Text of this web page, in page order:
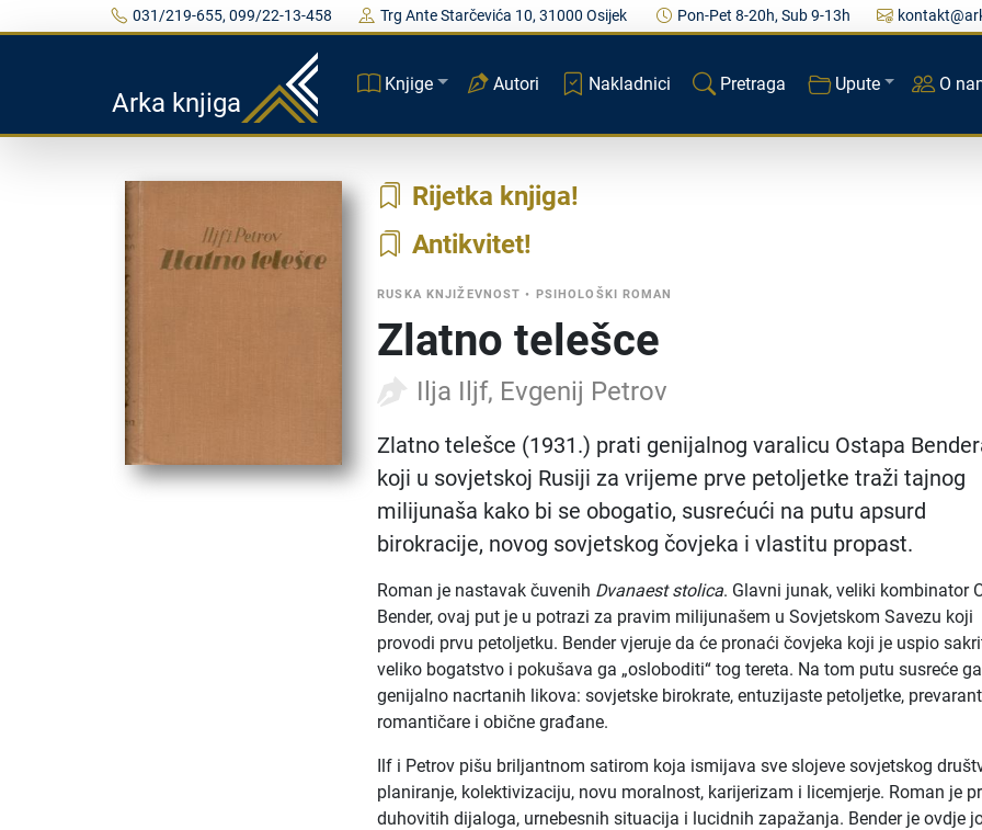
031/219-655, 099/22-13-458 Trg Ante Starčevića 10, 31000 Osijek Pon-Pet 8-20h, Sub 9-13h
Arka knjiga
Knjige Autori Nakladnici Pretraga Upute O
Rijetka knjiga
Antikvitet
RUSKA KNJIŽEVNOST • PSIHOLOŠKI ROMAN
Zlatno telešce
Ilja Iljf, Evgenij Petrov
Zlatno telešce (1931.) prati genijalnog varalicu Ostapa
koji u sovjetskoj Rusiji za vrijeme prve petoljetke traži tajnog
milijunaša kako bi se obogatio, susrećući na putu apsurd
birokracije, novog sovjetskog čovjeka i vlastitu propast.
Roman je nastavak čuvenih Dvanaest stolica. Glavni junak, veliki kombinator
Bender, ovaj put je u potrazi za pravim milijunašem u Sovjetskom Savezu koji
provodi prvu petoljetku. Bender vjeruje da će pronaći čovjeka koji je uspio
veliko bogatstvo i pokušava ga „osloboditi“ tog tereta. Na tom putu susreće
genijalno nacrtanih likova: sovjetske birokrate, entuzijaste petoljetke,
romantičare i obične građane.
Ilf i Petrov pišu briljantnom satirom koja ismijava sve slojeve sovjetskog
planiranje, kolektivizaciju, novu moralnost, karijerizam i licemjerje. Roman je
duhovitih dijaloga, urnebesnih situacija i lucidnih zapažanja. Bender je ovdje